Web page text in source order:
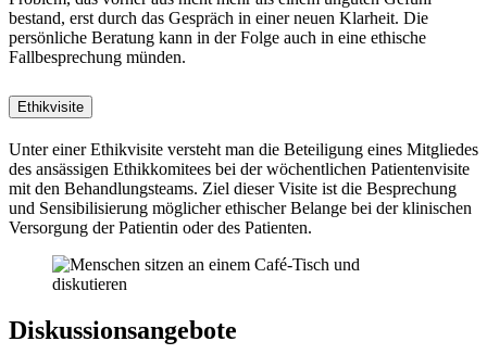
bestand, erst durch das Gespräch in einer neuen Klarheit. Die
persönliche Beratung kann in der Folge auch in eine ethische
Fallbesprechung münden.
Ethikvisite
Unter einer Ethikvisite versteht man die Beteiligung eines Mitgliedes
des ansässigen Ethikkomitees bei der wöchentlichen Patientenvisite
mit den Behandlungsteams. Ziel dieser Visite ist die Besprechung
und Sensibilisierung möglicher ethischer Belange bei der klinischen
Versorgung der Patientin oder des Patienten.
Diskussionsangebote